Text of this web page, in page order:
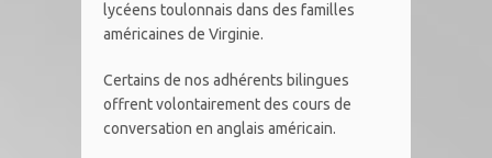
lycéens toulonnais dans des familles
américaines de Virginie.
Certains de nos adhérents bilingues
offrent volontairement des cours de
conversation en anglais américain.